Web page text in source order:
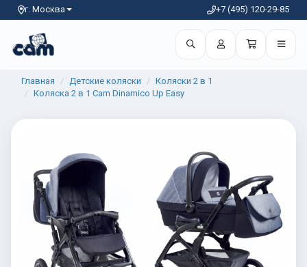
г. Москва +7 (495) 120-29-85
Главная Детские коляски
Коляски 2 в 1
Коляска 2 в 1 Cam Dinamico Up Easy